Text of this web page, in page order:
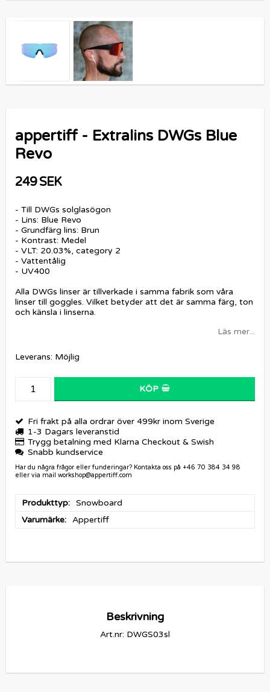
appertiff - Extralins DWGs Blue
Revo
249 SEK
- Till DWGs solglasögon
- Lins: Blue Revo
- Grundfärg lins: Brun
- Kontrast: Medel
- VLT: 20.03%, category 2
- Vattentålig
- UV400
Alla DWGs linser är tillverkade i samma fabrik som våra
linser till goggles. Vilket betyder att det är samma färg, ton
och känsla i linserna.
Läs mer...
Leverans: Möjlig
KÖP
Fri frakt på alla ordrar över 499kr inom Sverige
1-3 Dagars leveranstid
Trygg betalning med Klarna Checkout & Swish
Snabb kundservice
Har du några frågor eller funderingar? Kontakta oss på +46 70 384 34 98
eller via mail workshop@appertiff.com
Produkttyp
Snowboard
Varumärke
Appertiff
Beskrivning
Art.nr: DWGS03sl